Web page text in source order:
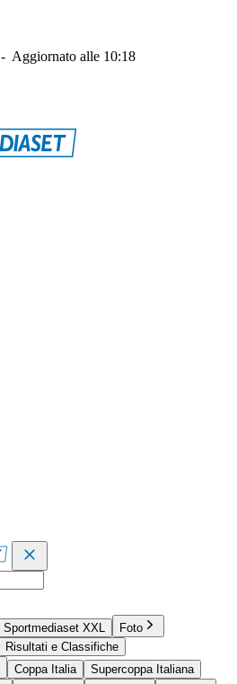
- Aggiornato alle 10:18
Sportmediaset XXL
Foto
Risultati e Classifiche
Coppa Italia
Supercoppa Italiana